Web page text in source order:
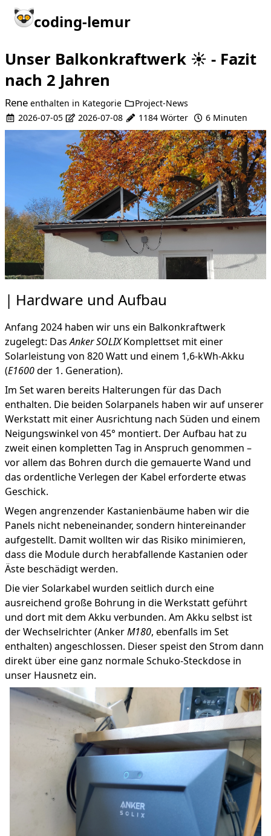
coding-lemur
Unser Balkonkraftwerk ☀️ - Fazit
nach 2 Jahren
Rene enthalten in Kategorie
Project-News
2026-07-05
2026-07-08 1184 Wörter 6 Minuten
Hardware und Aufbau
Anfang 2024 haben wir uns ein Balkonkraftwerk
zugelegt: DasAnker SOLIXKomplettset mit einer
Solarleistung von 820 Watt und einem 1,6-kWh-Akku
(E1600der 1. Generation).
Im Set waren bereits Halterungen für das Dach
enthalten. Die beiden Solarpanels haben wir auf unserer
Werkstatt mit einer Ausrichtung nach Süden und einem
Neigungswinkel von 45° montiert. Der Aufbau hat zu
zweit einen kompletten Tag in Anspruch genommen –
vor allem das Bohren durch die gemauerte Wand und
das ordentliche Verlegen der Kabel erforderte etwas
Geschick.
Wegen angrenzender Kastanienbäume haben wir die
Panels nicht nebeneinander, sondern hintereinander
aufgestellt. Damit wollten wir das Risiko minimieren,
dass die Module durch herabfallende Kastanien oder
Äste beschädigt werden.
Die vier Solarkabel wurden seitlich durch eine
ausreichend große Bohrung in die Werkstatt geführt
und dort mit dem Akku verbunden. Am Akku selbst ist
der Wechselrichter (AnkerM180, ebenfalls im Set
enthalten) angeschlossen. Dieser speist den Strom dann
direkt über eine ganz normale Schuko-Steckdose in
unser Hausnetz ein.